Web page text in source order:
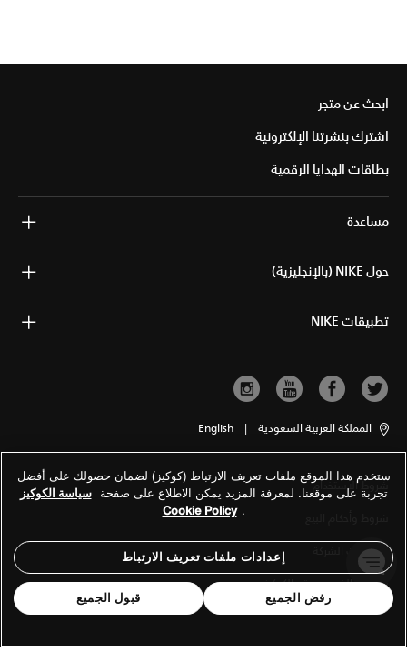
ابحث عن متجر
اشترك بنشرتنا الإلكترونية
بطاقات الهدايا الرقمية
مساعدة
حول NIKE (بالإنجليزية)
تطبيقات NIKE
المملكة العربية السعودية |
English
شروط الاستخدام
معلومات الشركة
سياسة الخصوصية والكوكيز
ستخدم هذا الموقع ملفات تعريف الارتباط (كوكيز) لضمان حصولك على أفضل
تجربة على موقعنا. لمعرفة المزيد يمكن الاطلاع على صفحة سياسة الكوكيز
.
Cookie Policy
إعدادات ملفات تعريف الارتباط
رفض الجميع قبول الجميع